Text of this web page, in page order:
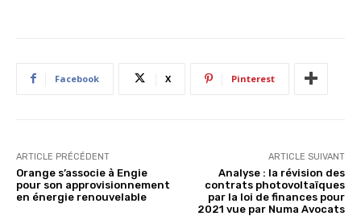
Facebook X Pinterest
ARTICLE PRÉCÉDENT
Orange s’associe à Engie
pour son approvisionnement
en énergie renouvelable
ARTICLE SUIVANT
Analyse : la révision des
contrats photovoltaïques
par la loi de finances pour
2021 vue par Numa Avocats